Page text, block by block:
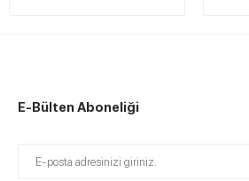
E-Bülten Aboneliği